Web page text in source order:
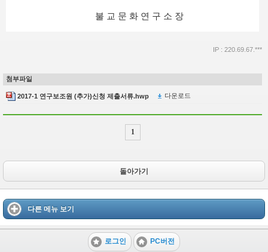
불 교 문 화 연 구 소 장
IP : 220.69.67.***
첨부파일
2017-1 연구보조원 (추가)신청 제출서류.hwp 다운로드
1
돌아가기
다른 메뉴 보기
로그인 PC버전